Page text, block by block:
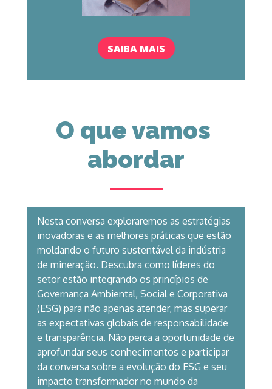
SAIBA MAIS
O que vamos
abordar
Nesta conversa exploraremos as estratégias
inovadoras e as melhores práticas que estão
moldando o futuro sustentável da indústria
de mineração. Descubra como líderes do
setor estão integrando os princípios de
Governança Ambiental, Social e Corporativa
(ESG) para não apenas atender, mas superar
as expectativas globais de responsabilidade
e transparência. Não perca a oportunidade de
aprofundar seus conhecimentos e participar
da conversa sobre a evolução do ESG e seu
impacto transformador no mundo da